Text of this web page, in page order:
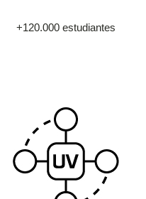
+120.000 estudiantes